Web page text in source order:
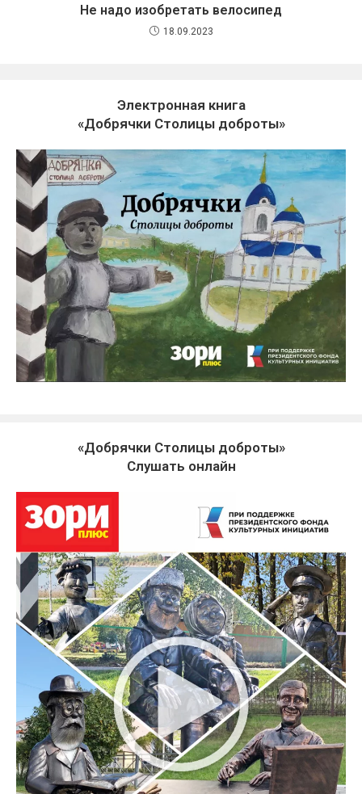
Не надо изобретать велосипед
18.09.2023
Электронная книга
«Добрячки Столицы доброты»
«Добрячки Столицы доброты»
Слушать онлайн